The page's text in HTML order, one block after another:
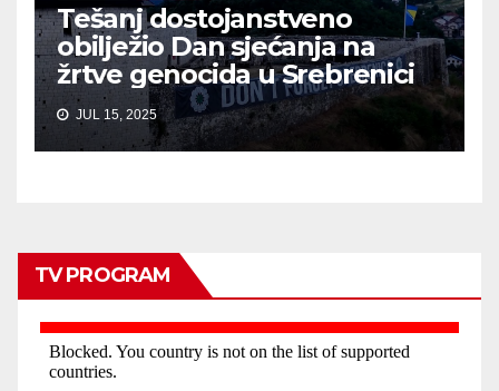
Tešanj dostojanstveno
obilježio Dan sjećanja na
žrtve genocida u Srebrenici
JUL 15, 2025
TV PROGRAM